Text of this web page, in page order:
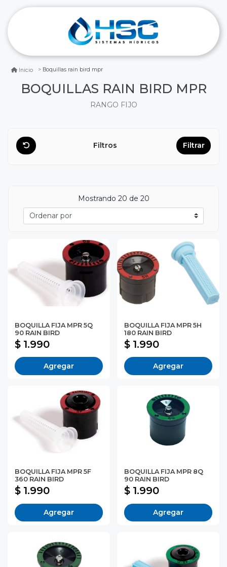
Inicio Boquillas rain bird mpr
BOQUILLAS RAIN BIRD MPR
RANGO FIJO
Filtros Filtrar
Mostrando 20 de 20
BOQUILLA FIJA MPR 5Q
90 RAIN BIRD
$ 1.990
Agregar
BOQUILLA FIJA MPR 5H
180 RAIN BIRD
$ 1.990
Agregar
BOQUILLA FIJA MPR 5F
360 RAIN BIRD
$ 1.990
Agregar
BOQUILLA FIJA MPR 8Q
90 RAIN BIRD
$ 1.990
Agregar